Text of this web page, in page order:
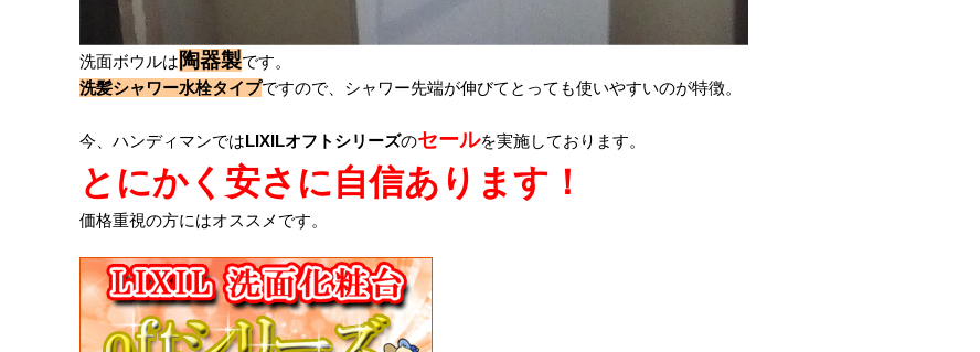
洗面ボウルは 陶器製です。
洗髪シャワー水栓タイプですので、シャワー先端が伸びてとっても使いやすいのが特徴。
今、ハンディマンではLIXILオフトシリーズのセールを実施しております。
とにかく安さに自信あります！
価格重視の方にはオススメです。